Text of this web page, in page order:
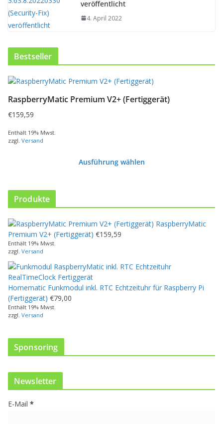
veröffentlicht
4. April 2022
Bestseller
RaspberryMatic Premium V2+ (Fertiggerät)
€159,59
Enthält 19% Mwst.
zzgl. Versand
Ausführung wählen
s
e
s
P
r
o
d
u
k
t
w
t
e
e
Produkte
RaspberryMatic
Premium V2+ (Fertiggerät) €159,59
Enthält 19% Mwst.
zzgl. Versand
Homematic Funkmodul inkl. RTC Echtzeituhr für Raspberry Pi
(Fertiggerät) €79,00
Enthält 19% Mwst.
zzgl. Versand
Sponsoring
Newsletter
E-Mail *